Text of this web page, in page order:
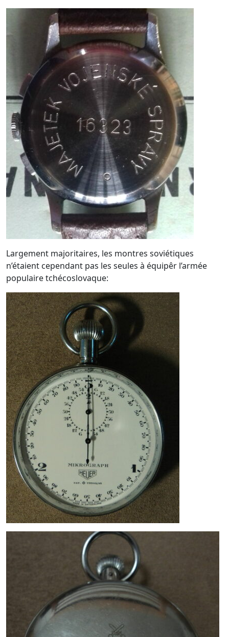
Largement majoritaires, les montres soviétiques
n’étaient cependant pas les seules à équipêr l’armée
populaire tchécoslovaque: